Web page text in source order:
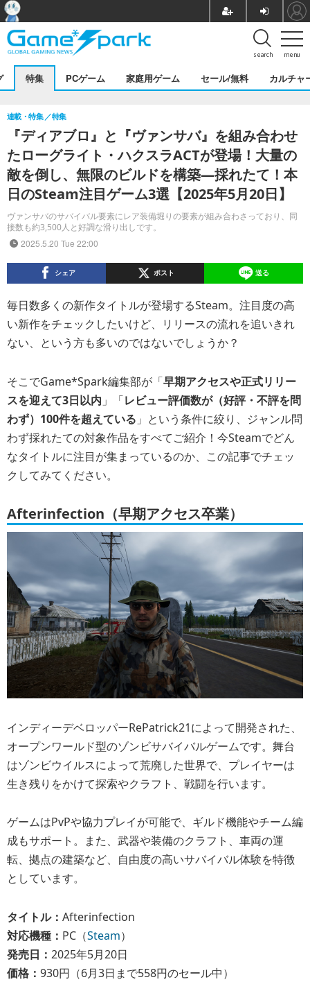
menu
search
特集 PCゲーム 家庭用ゲーム セール/無料 カルチャ
『ディアブロ』と『ヴァンサバ』を組み合わせ
たローグライト・ハクスラACTが登場！大量の
敵を倒し、無限のビルドを構築―採れたて！本
日のSteam注目ゲーム3選【2025年5月20日】
ヴァンサバのサバイバル要素にレア装備堀りの要素が組み合わさっており、同
接数も約3,500人と好調な滑り出しです。
連載・特集 特集
2025.5.20 Tue 22:00
シェア ポスト 送る
毎日数多くの新作タイトルが登場するSteam。注目度の高
い新作をチェックしたいけど、リリースの流れを追いきれ
ない、という方も多いのではないでしょうか？
そこでGame*Spark編集部が「早期アクセスや正式リリー
スを迎えて3日以内 」「レビュー評価数が（好評・不評を問
わず）100件を超えている 」という条件に絞り、ジャンル問
わず採れたての対象作品をすべてご紹介！今Steamでどん
なタイトルに注目が集まっているのか、この記事でチェッ
クしてみてください。
Afterinfection（早期アクセス卒業）
インディーデベロッパーRePatrick21によって開発された、
オープンワールド型のゾンビサバイバルゲームです。舞台
はゾンビウイルスによって荒廃した世界で、プレイヤーは
生き残りをかけて探索やクラフト、戦闘を行います。
ゲームはPvPや協力プレイが可能で、ギルド機能やチーム編
成もサポート。また、武器や装備のクラフト、車両の運
転、拠点の建築など、自由度の高いサバイバル体験を特徴
としています。
タイトル： Afterinfection
対応機種： PC（Steam）
発売日： 2025年5月20日
価格： 930円（6月3日まで558円のセール中）